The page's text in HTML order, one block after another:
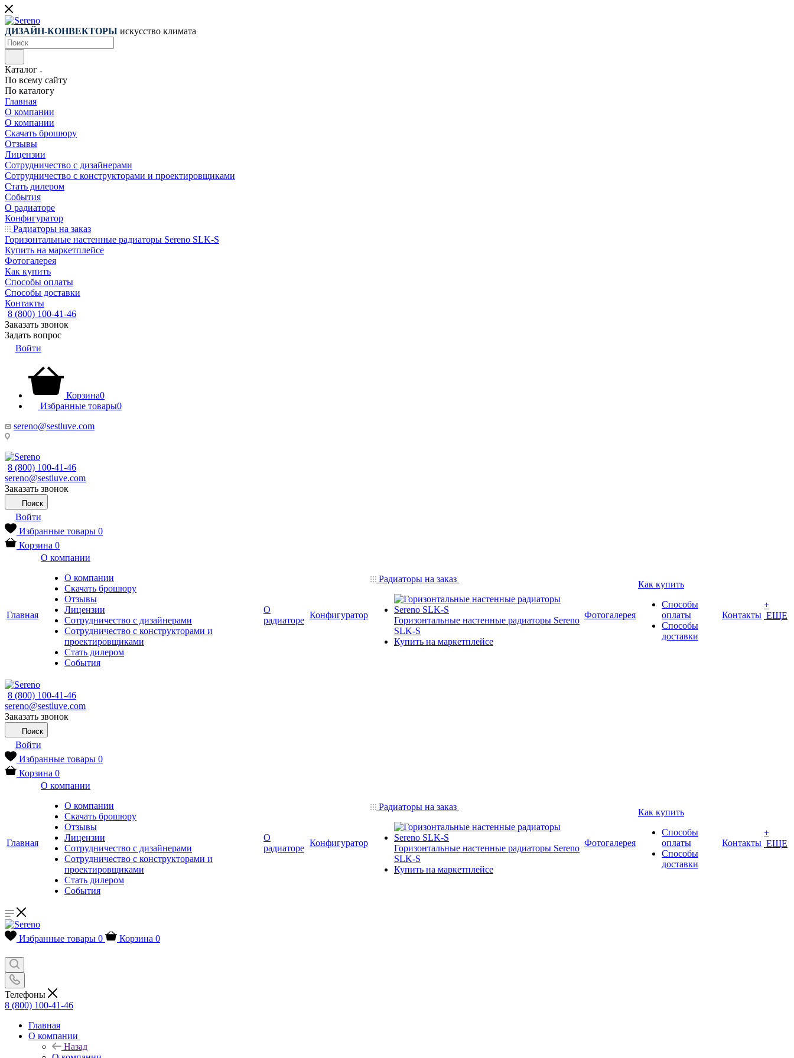
ДИЗАЙН-КОНВЕКТОРЫ искусство климата
Каталог
По всему сайту
По каталогу
Главная
О компании
О компании
Скачать брошюру
Отзывы
Лицензии
Сотрудничество с дизайнерами
Сотрудничество с конструкторами и проектировщиками
Стать дилером
События
О радиаторе
Конфигуратор
Радиаторы на заказ
Горизонтальные настенные радиаторы Sereno SLK-S
Купить на маркетплейсе
Фотогалерея
Как купить
Способы оплаты
Способы доставки
Контакты
8 (800) 100-41-46
Заказать звонок
Задать вопрос
Войти
Корзина0
Избранные товары0
sereno@sestluve.com
8 (800) 100-41-46
sereno@sestluve.com
Заказать звонок
Поиск
Войти
Избранные товары 0
Корзина 0
Главная
О компании
О компании
Скачать брошюру
Отзывы
Лицензии
Сотрудничество с дизайнерами
Сотрудничество с конструкторами и
проектировщиками
Стать дилером
События
О
радиаторе
Конфигуратор
Радиаторы на заказ
Горизонтальные настенные радиаторы Sereno
SLK-S
Купить на маркетплейсе
Фотогалерея
Как купить
Способы
оплаты
Способы
доставки
Контакты
+
ЕЩЕ
8 (800) 100-41-46
sereno@sestluve.com
Заказать звонок
Поиск
Войти
Избранные товары 0
Корзина 0
Главная
О компании
О компании
Скачать брошюру
Отзывы
Лицензии
Сотрудничество с дизайнерами
Сотрудничество с конструкторами и
проектировщиками
Стать дилером
События
О
радиаторе
Конфигуратор
Радиаторы на заказ
Горизонтальные настенные радиаторы Sereno
SLK-S
Купить на маркетплейсе
Фотогалерея
Как купить
Способы
оплаты
Способы
доставки
Контакты
+
ЕЩЕ
Избранные товары 0 Корзина 0
Телефоны
8 (800) 100-41-46
Главная
О компании
Назад